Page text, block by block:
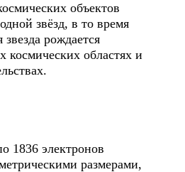
объектов
звёзд, в то время
рождается
космических областях и
1836 электронов
размерами,